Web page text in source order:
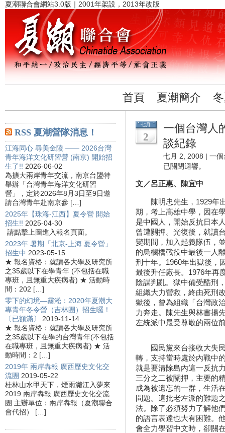
夏潮聯合會網站3.0版｜2001年架設，2013年改版
首頁 夏潮簡介
RSS 夏潮營隊消息！
江海同心 尋美金陵 —— 2026台灣
青年海洋文化研習營 (南京) 開始招
生了!! 2026-06-02
為擴大兩岸青年交流，南京台盟特
舉辦「台灣青年海洋文化研習
營」，定於2026年8月3日至9日邀
請台灣青年赴南京參 […]
2025年【珠海-江西】夏令營 開始
招生!! 2025-04-30
請點擊上圖進入報名頁面。
2023年 暑期「北京-上海 夏令營」
招生中 2023-05-15
★ 報名資格：就讀各大學及研究所
之35歲以下在學青年 (不包括在職
專班，且無重大疾病者) ★ 活動時
間：202 […]
零下的幻境—霧淞：2020年夏潮大
專青年冬令營（吉林團）招生囉！
〔已額滿〕
2019-11-14
★ 報名資格：就讀各大學及研究所
之35歲以下在學的台灣青年(不包括
在職專班，且無重大疾病者) ★ 活
動時間：2 […]
2019年 兩岸犇報 廣西歷史文化交
流團 2019-05-22
桂林山水甲天下，煙雨灕江入夢來
2019 兩岸犇報 廣西歷史文化交流
團 主辦單位：兩岸犇報（夏潮聯合
會代招） […]
七月
2
一個台灣人
談紀錄
七月 2, 2008 | 一
已關閉迴響。
文／呂正惠、陳宜中
陳明忠先生，1929年出
期，考上高雄中學，因在
是中國人，開始反抗日本
曾遭關押。光復後，就讀
變期間，加入起義隊伍，
的烏欄橋戰役中最後一人
刑十年。1960年出獄後，
最後升任廠長。1976年再
陰謀判亂。獄中備受酷刑
組織大力營救，終由死刑
獄後，曾為組織「台灣政
力奔走。陳先生與林書揚
左統派中最受尊敬的兩位
國民黨來台接收大失民
轉，支持當時處於內戰中
就是要清除島內這一反抗
三分之二被關押，主要的
成為被遺忘的一群，生活
問題。這批老左派的難題
法。除了必須努力了解他
的語言表達也大有困難。
會全力學習中文時，卻關